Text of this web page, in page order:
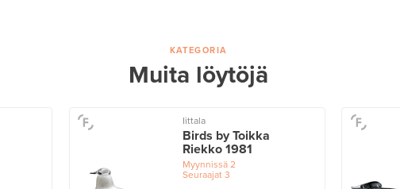
KATEGORIA
Muita löytöjä
Iittala
Birds by Toikka
Riekko 1981
Myynnissä2
Seuraajat 3